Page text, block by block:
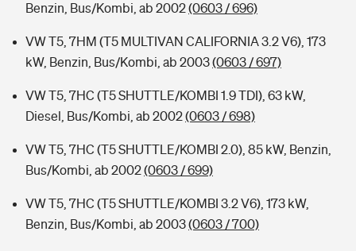
Benzin, Bus/Kombi, ab 2002(0603 / 696)
VW T5, 7HM (T5 MULTIVAN CALIFORNIA 3.2 V6), 173
kW, Benzin, Bus/Kombi, ab 2003(0603 / 697)
VW T5, 7HC (T5 SHUTTLE/KOMBI 1.9 TDI), 63 kW,
Diesel, Bus/Kombi, ab 2002(0603 / 698)
VW T5, 7HC (T5 SHUTTLE/KOMBI 2.0), 85 kW, Benzin,
Bus/Kombi, ab 2002(0603 / 699)
VW T5, 7HC (T5 SHUTTLE/KOMBI 3.2 V6), 173 kW,
Benzin, Bus/Kombi, ab 2003(0603 / 700)